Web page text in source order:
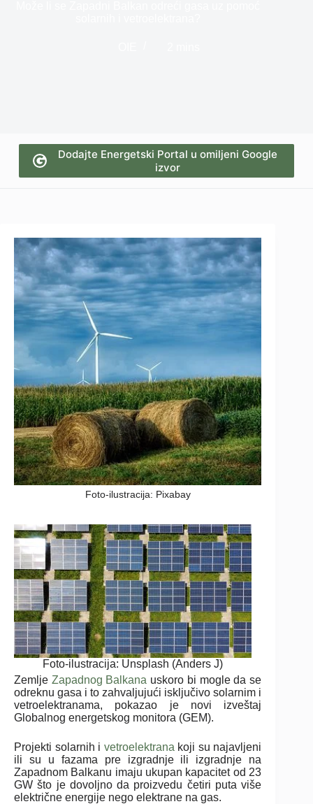
Dodajte Energetski Portal u omiljeni Google
izvor
Foto-ilustracija: Pixabay
Foto-ilustracija: Unsplash (Anders J)
Zemlje Zapadnog Balkana uskoro bi mogle da se
odreknu gasa i to zahvaljujući isključivo solarnim i
vetroelektranama, pokazao je novi izveštaj
Globalnog energetskog monitora (GEM).
Projekti solarnih i vetroelektrana koji su najavljeni
ili su u fazama pre izgradnje ili izgradnje na
Zapadnom Balkanu imaju ukupan kapacitet od 23
GW što je dovoljno da proizvedu četiri puta više
električne energije nego elektrane na gas.